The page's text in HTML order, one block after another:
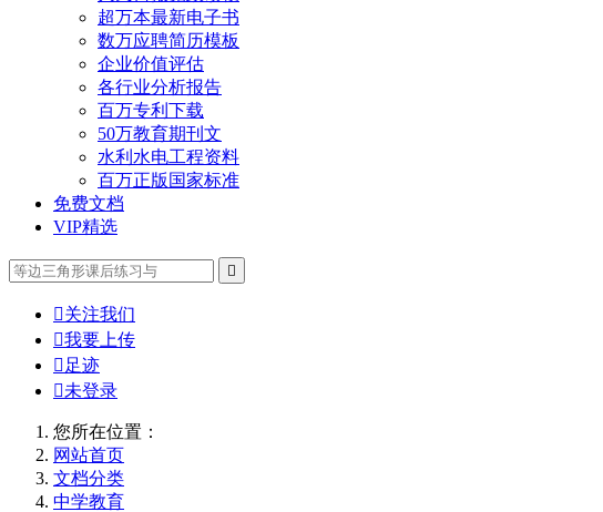
超万本最新电子书
数万应聘简历模板
企业价值评估
各行业分析报告
百万专利下载
50万教育期刊文
水利水电工程资料
百万正版国家标准
免费文档
VIP精选

关注我们
我要上传
 足迹
未登录
您所在位置：
网站首页
文档分类
中学教育